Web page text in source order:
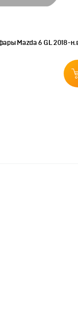
Mazda 6 GL 2018-